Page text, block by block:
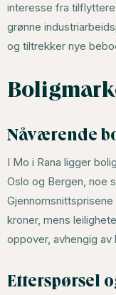
interesse fra
grønne
og tiltrekker nye
Nåværende
I Mo i Rana ligger
Oslo og Bergen, noe
kroner, mens
oppover, avhengig
Etterspørsel